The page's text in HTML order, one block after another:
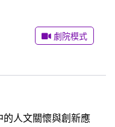
劇院模式
的人文關懷與創新應